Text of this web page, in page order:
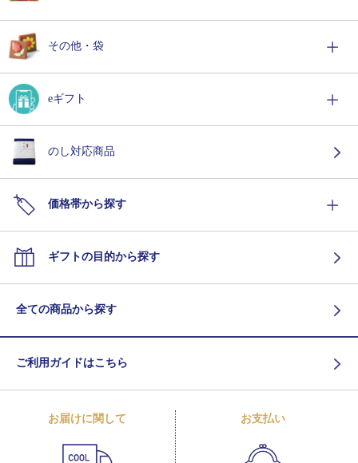
その他・袋
eギフト
のし対応商品
価格帯から探す
ギフトの目的から探す
全ての商品から探す
ご利用ガイドはこちら
お届けに関して お支払い